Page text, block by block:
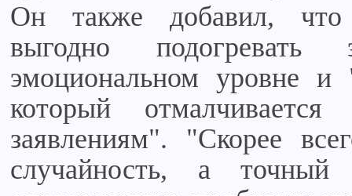
Он также добавил, что
выгодно
эмоциональном уровне и
который
заявлениям". "Скорее
случайность, а